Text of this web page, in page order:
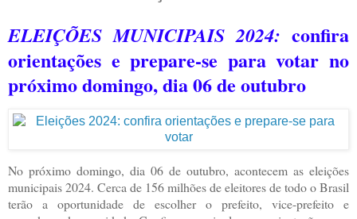
ELEIÇÕES MUNICIPAIS 2024: confira
orientações e prepare-se para votar no
próximo domingo, dia 06 de outubro
No próximo domingo, dia 06 de outubro, acontecem as eleições
municipais 2024. Cerca de 156 milhões de eleitores de todo o Brasil
terão a oportunidade de escolher o prefeito, vice-prefeito e